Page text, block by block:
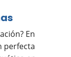
En
perfecta